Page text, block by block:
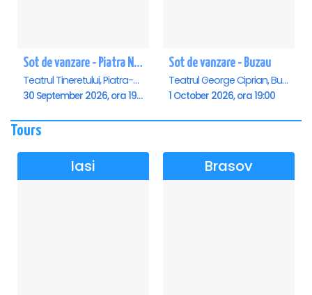
Sot de vanzare - Piatra Neamt
Teatrul Tineretului, Piatra-Neamt
30 September 2026, ora 19:00
Sot de vanzare - Buzau
Teatrul George Ciprian, Buzau
1 October 2026, ora 19:00
Tours
Iasi Brasov